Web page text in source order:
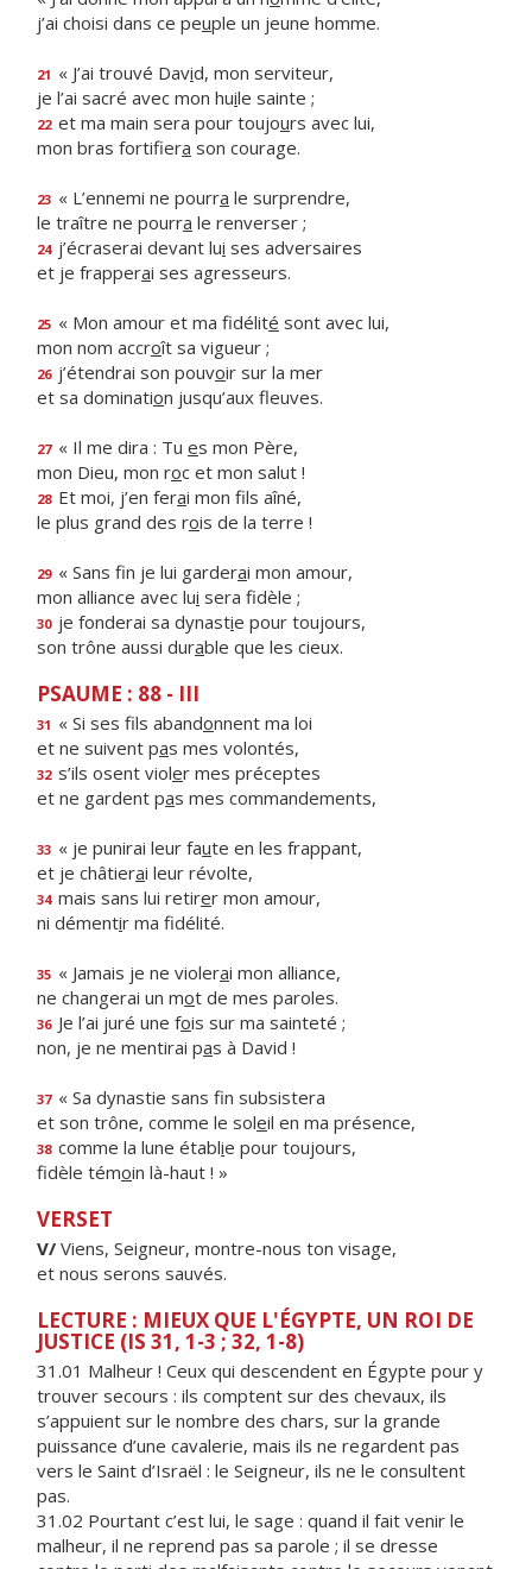
j’ai choisi dans ce peuple un jeune homme.
21 « J’ai trouvé David, mon serviteur,
je l’ai sacré avec mon huile sainte ;
22 et ma main sera pour toujours avec lui,
mon bras fortifiera son courage.
23 « L’ennemi ne pourra le surprendre,
le traître ne pourra le renverser ;
24 j’écraserai devant lui ses adversaires
et je frapperai ses agresseurs.
25 « Mon amour et ma fidélité sont avec lui,
mon nom accroît sa vigueur ;
26 j’étendrai son pouvoir sur la mer
et sa domination jusqu’aux fleuves.
27 « Il me dira : Tu es mon Père,
mon Dieu, mon roc et mon salut !
28 Et moi, j’en ferai mon fils aîné,
le plus grand des rois de la terre !
29 « Sans fin je lui garderai mon amour,
mon alliance avec lui sera fidèle ;
30 je fonderai sa dynastie pour toujours,
son trône aussi durable que les cieux.
PSAUME : 88 - III
31 « Si ses fils abandonnent ma loi
et ne suivent pas mes volontés,
32 s’ils osent violer mes préceptes
et ne gardent pas mes commandements,
33 « je punirai leur faute en les frappant,
et je châtierai leur révolte,
34 mais sans lui retirer mon amour,
ni démentir ma fidélité.
35 « Jamais je ne violerai mon alliance,
ne changerai un mot de mes paroles.
36 Je l’ai juré une fois sur ma sainteté ;
non, je ne mentirai pas à David !
37 « Sa dynastie sans fn subsistera
et son trône, comme le soleil en ma présence,
38 comme la lune établie pour toujours,
fidèle témoin là-haut ! »
VERSET
V/ Viens, Seigneur, montre-nous ton visage,
et nous serons sauvés.
LECTURE : MIEUX QUE L'ÉGYPTE, UN ROI DE
JUSTICE (IS 31, 1-3 ; 32, 1-8)
31.01 Malheur ! Ceux qui descendent en Égypte pour y
trouver secours : ils comptent sur des chevaux, ils
s’appuient sur le nombre des chars, sur la grande
puissance d’une cavalerie, mais ils ne regardent pas
vers le Saint d’Israël : le Seigneur, ils ne le consultent
pas.
31.02 Pourtant c’est lui, le sage : quand il fait venir le
malheur, il ne reprend pas sa parole ; il se dresse